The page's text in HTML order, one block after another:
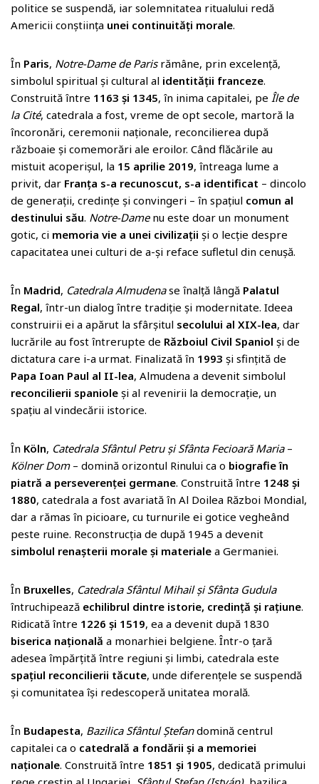
politice se suspendă, iar solemnitatea ritualului redă
Americii conștiința unei continuități morale.
În Paris, Notre-Dame de Parisrămâne, prin excelență,
simbolul spiritual și cultural al identității franceze.
Construită între 1163 și 1345, în inima capitalei, pe Île de
la Cité, catedrala a fost, vreme de opt secole, martoră la
încoronări, ceremonii naționale, reconcilierea după
războaie și comemorări ale eroilor. Când flăcările au
mistuit acoperișul, la 15 aprilie 2019, întreaga lume a
privit, dar Franța s-a recunoscut, s-a identificat – dincolo
de generații, credințe și convingeri – în spațiul comun al
destinului său. Notre-Damenu este doar un monument
gotic, ci memoria vie a unei civilizații și o lecție despre
capacitatea unei culturi de a-și reface sufletul din cenușă.
În Madrid, Catedrala Almudenase înalță lângă Palatul
Regal, într-un dialog între tradiție și modernitate. Ideea
construirii ei a apărut la sfârșitul secolului al XIX-lea, dar
lucrările au fost întrerupte de Războiul Civil Spaniol și de
dictatura care i-a urmat. Finalizată în 1993 și sfințită de
Papa Ioan Paul al II-lea, Almudena a devenit simbolul
reconcilierii spaniole și al revenirii la democrație, un
spațiu al vindecării istorice.
În Köln, Catedrala Sfântul Petru și Sfânta Fecioară Maria–
Kölner Dom– domină orizontul Rinului ca o biografie în
piatră a perseverenței germane. Construită între 1248 și
1880, catedrala a fost avariată în Al Doilea Război Mondial,
dar a rămas în picioare, cu turnurile ei gotice vegheând
peste ruine. Reconstrucția de după 1945 a devenit
simbolul renașterii morale și materiale a Germaniei.
În Bruxelles, Catedrala Sfântul Mihail și Sfânta Gudula
întruchipează echilibrul dintre istorie, credință și rațiune.
Ridicată între 1226 și 1519, ea a devenit după 1830
biserica națională a monarhiei belgiene. Într-o țară
adesea împărțită între regiuni și limbi, catedrala este
spațiul reconcilierii tăcute, unde diferențele se suspendă
și comunitatea își redescoperă unitatea morală.
În Budapesta, Bazilica Sfântul Ștefandomină centrul
capitalei ca o catedrală a fondării și a memoriei
naționale. Construită între 1851 și 1905, dedicată primului